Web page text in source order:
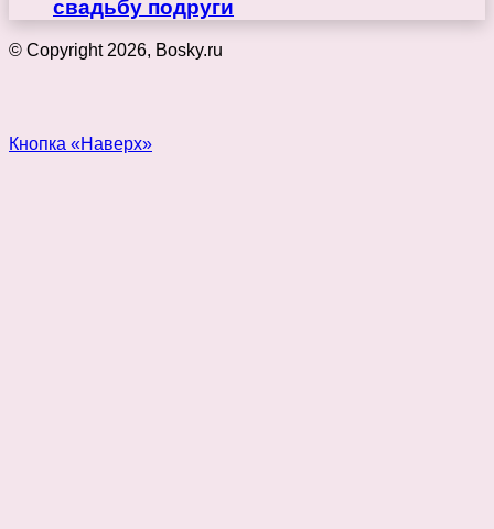
свадьбу подруги
© Copyright 2026, Bosky.ru
Кнопка «Наверх»